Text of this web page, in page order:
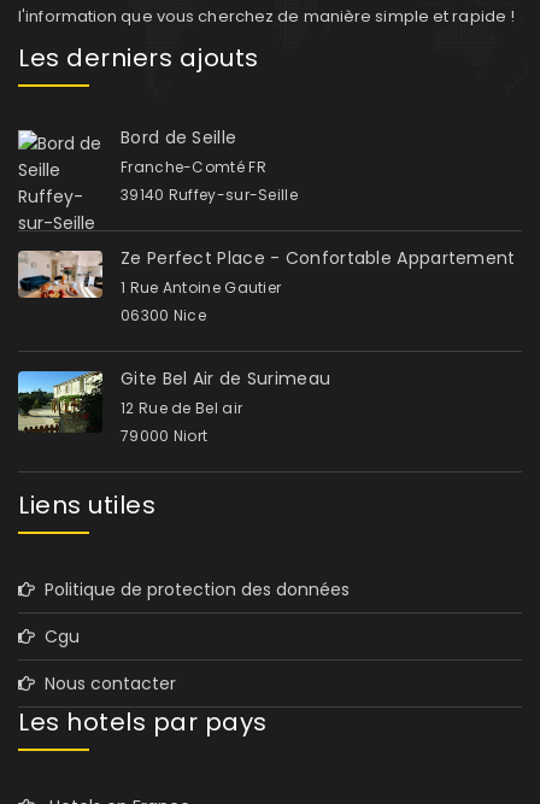
l'information que vous cherchez de manière simple et rapide !
Les derniers ajouts
Bord de Seille
Franche-Comté FR
39140 Ruffey-sur-Seille
Ze Perfect Place - Confortable Appartement
1 Rue Antoine Gautier
06300 Nice
Gite Bel Air de Surimeau
12 Rue de Bel air
79000 Niort
Liens utiles
Politique de protection des données
Cgu
Nous contacter
Les hotels par pays